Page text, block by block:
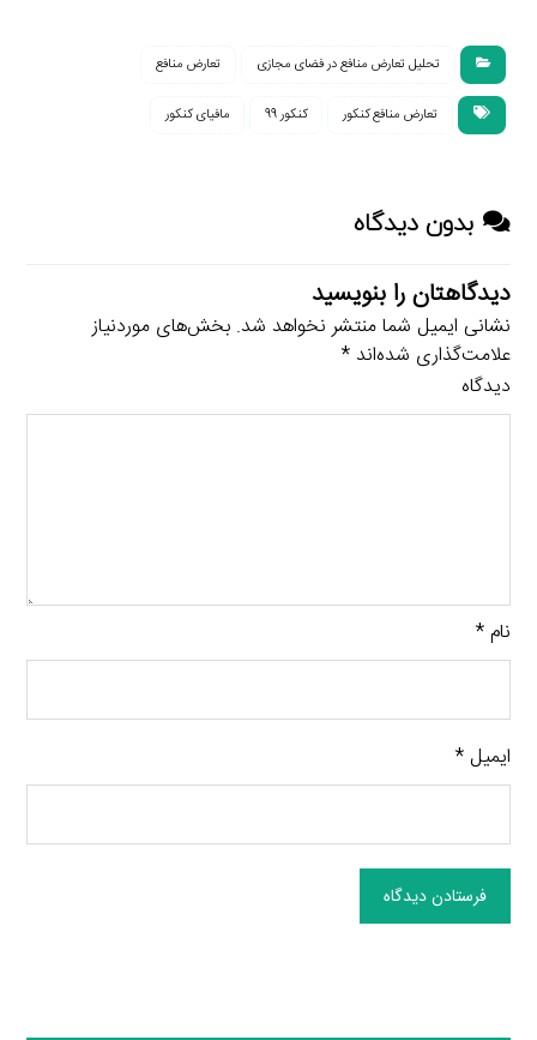
تحلیل تعارض منافع در فضای مجازی تعارض منافع
تعارض منافع کنکور کنکور 99 مافیای کنکور
بدون دیدگاه
دیدگاهتان را بنویسید
نشانی ایمیل شما منتشر نخواهد شد. بخش‌های موردنیاز
علامت‌گذاری شده‌اند*
دیدگاه
نام*
ایمیل*
فرستادن دیدگاه